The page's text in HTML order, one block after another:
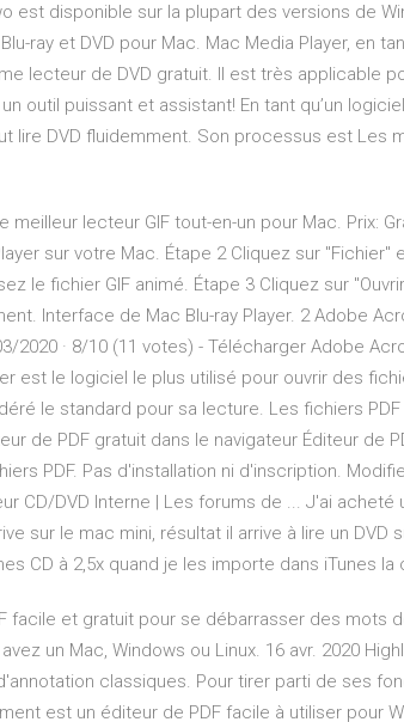
est disponible sur la plupart des versions de
ray et DVD pour Mac. Mac Media Player, en
lecteur de DVD gratuit. Il est très applicable
outil puissant et assistant! En tant qu’un
lire DVD fluidemment. Son processus est Les
meilleur lecteur GIF tout-en-un pour Mac. Prix:
sur votre Mac. Étape 2 Cliquez sur "Fichier"
le fichier GIF animé. Étape 3 Cliquez sur
Interface de Mac Blu-ray Player. 2 Adobe
2020 · 8/10 (11 votes) - Télécharger Adobe
est le logiciel le plus utilisé pour ouvrir des
le standard pour sa lecture. Les fichiers
de PDF gratuit dans le navigateur Éditeur de
PDF. Pas d'installation ni d'inscription.
CD/DVD Interne | Les forums de ... J'ai
sur le mac mini, résultat il arrive à lire un DVD
CD à 2,5x quand je les importe dans iTunes la
facile et gratuit pour se débarrasser des mots
un Mac, Windows ou Linux. 16 avr. 2020
classiques. Pour tirer parti de ses
est un éditeur de PDF facile à utiliser pour